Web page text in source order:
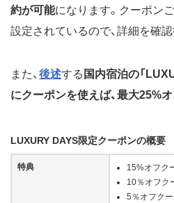
約が可能になります。クーポン
設定されているので、詳細を確
また、 後述する 国内宿泊の「
にクーポンを使えば、最大25%
LUXURY DAYS限定クーポンの概要
特典
15%オフク
10％オフク
5％オフク